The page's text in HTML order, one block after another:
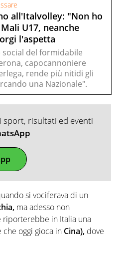
all'Italvolley: "Non ho
U17, neanche
l'aspetta
social del formidabile
capocannoniere
rende più nitidi gli
una Nazionale".
sport, risultati ed eventi
si vociferava di un
ma adesso non
riporterebbe in Italia una
che oggi gioca in Cina), dove